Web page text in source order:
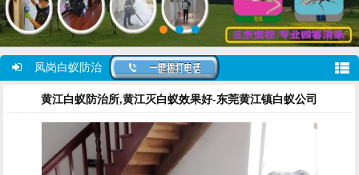
凤岗白蚁防治
黄江白蚁防治所,黄江灭白蚁效果好-东莞黄江镇白蚁公司